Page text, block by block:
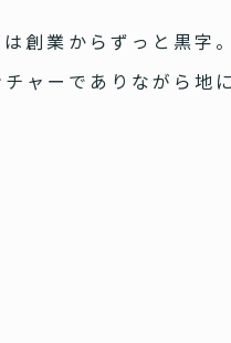
創業からずっと黒字。
ャーでありながら地